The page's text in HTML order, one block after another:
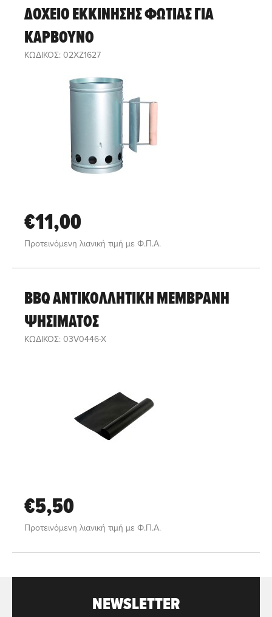
ΔΟΧΕΙΟ ΕΚΚΙΝΗΣΗΣ ΦΩΤΙΑΣ ΓΙΑ
ΚΑΡΒΟΥΝΟ
ΚΩΔΙΚΟΣ: 02XZ1627
€11,00
Προτεινόμενη λιανική τιμή με Φ.Π.Α.
BBQ ΑΝΤΙΚΟΛΛΗΤΙΚΗ ΜΕΜΒΡΑΝΗ
ΨΗΣΙΜΑΤΟΣ
ΚΩΔΙΚΟΣ: 03V0446-X
€5,50
Προτεινόμενη λιανική τιμή με Φ.Π.Α.
NEWSLETTER